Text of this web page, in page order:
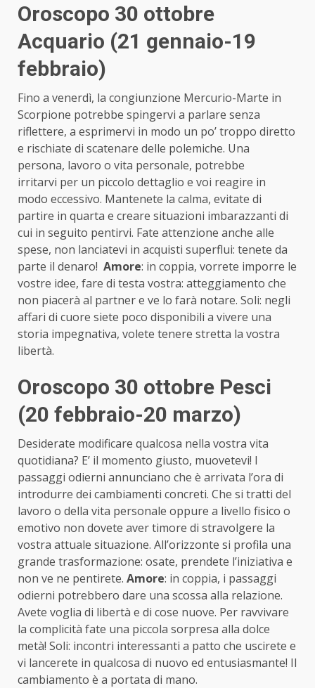
Oroscopo 30 ottobre
Acquario (21 gennaio-19
febbraio)
Fino a venerdì, la congiunzione Mercurio-Marte in
Scorpione potrebbe spingervi a parlare senza
riflettere, a esprimervi in modo un po’ troppo diretto
e rischiate di scatenare delle polemiche. Una
persona, lavoro o vita personale, potrebbe
irritarvi per un piccolo dettaglio e voi reagire in
modo eccessivo. Mantenete la calma, evitate di
partire in quarta e creare situazioni imbarazzanti di
cui in seguito pentirvi. Fate attenzione anche alle
spese, non lanciatevi in acquisti superflui: tenete da
parte il denaro! Amore: in coppia, vorrete imporre le
vostre idee, fare di testa vostra: atteggiamento che
non piacerà al partner e ve lo farà notare. Soli: negli
affari di cuore siete poco disponibili a vivere una
storia impegnativa, volete tenere stretta la vostra
libertà.
Oroscopo 30 ottobre Pesci
(20 febbraio-20 marzo)
Desiderate modificare qualcosa nella vostra vita
quotidiana? E’ il momento giusto, muovetevi! I
passaggi odierni annunciano che è arrivata l’ora di
introdurre dei cambiamenti concreti. Che si tratti del
lavoro o della vita personale oppure a livello fisico o
emotivo non dovete aver timore di stravolgere la
vostra attuale situazione. All’orizzonte si profila una
grande trasformazione: osate, prendete l’iniziativa e
non ve ne pentirete. Amore: in coppia, i passaggi
odierni potrebbero dare una scossa alla relazione.
Avete voglia di libertà e di cose nuove. Per ravvivare
la complicità fate una piccola sorpresa alla dolce
metà! Soli: incontri interessanti a patto che uscirete e
vi lancerete in qualcosa di nuovo ed entusiasmante! Il
cambiamento è a portata di mano.